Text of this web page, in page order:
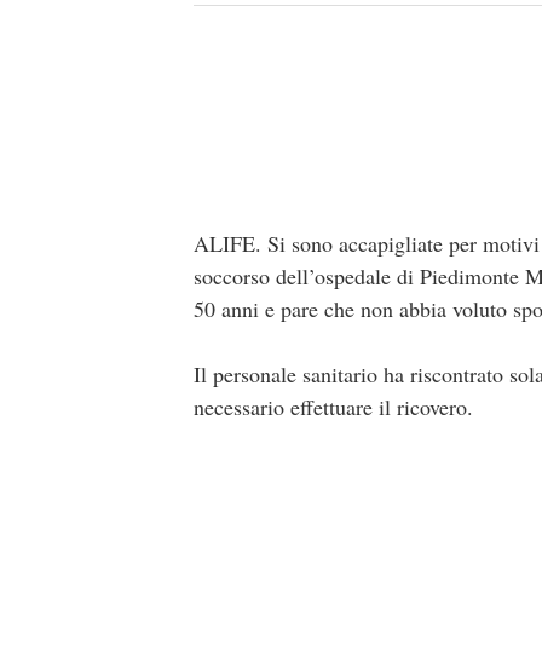
ALIFE. Si sono accapigliate per
soccorso dell’ospedale di Piedimonte
50 anni e pare che non abbia voluto
Il personale sanitario ha riscontrato
necessario effettuare il ricovero.